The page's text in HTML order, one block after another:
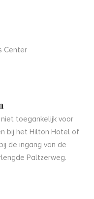
Center
toegankelijk voor
bij het Hilton Hotel of
de ingang van de
Paltzerweg.